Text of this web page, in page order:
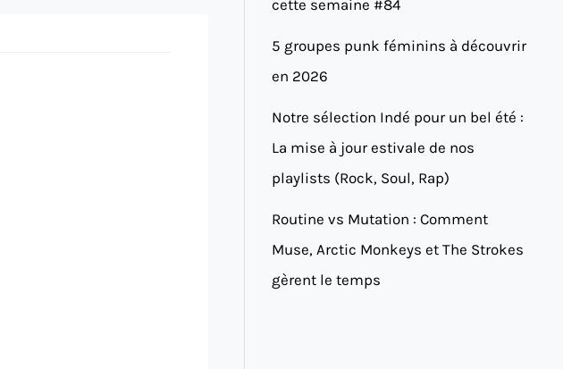
cette semaine #84
5 groupes punk féminins à découvrir
en 2026
Notre sélection Indé pour un bel été :
La mise à jour estivale de nos
playlists (Rock, Soul, Rap)
Routine vs Mutation : Comment
Muse, Arctic Monkeys et The Strokes
gèrent le temps